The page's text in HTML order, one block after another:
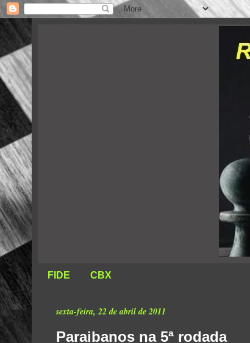
FIDE CBX
sexta-feira, 22 de abril de 2011
Paraibanos na 5ª rodada